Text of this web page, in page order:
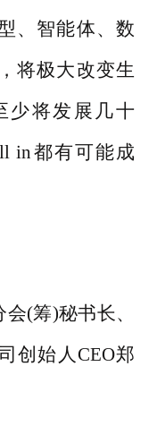
、智能体、数
将极大改变生
少将发展几十
in都有可能成
会(筹)秘书长、
创始人CEO郑